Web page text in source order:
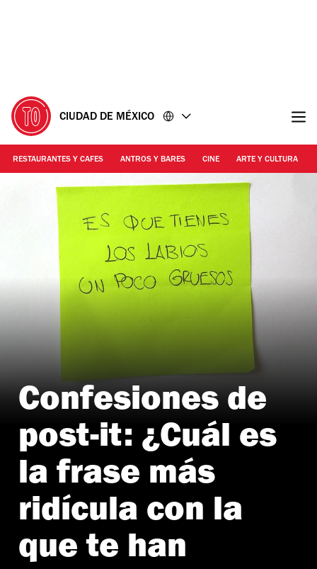
CIUDAD DE MÉXICO
RESTAURANTES Y CAFES ANTROS Y BARES CINE ARTE Y CULTURA
Confesiones de
post-it: ¿Cuál es
la frase más
ridícula con la
que te han